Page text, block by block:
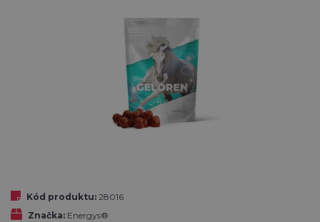
Kód produktu: 28016
Značka: Energys®